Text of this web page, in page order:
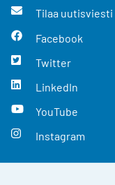
Tilaa uutisviesti
Facebook
Twitter
LinkedIn
YouTube
Instagram